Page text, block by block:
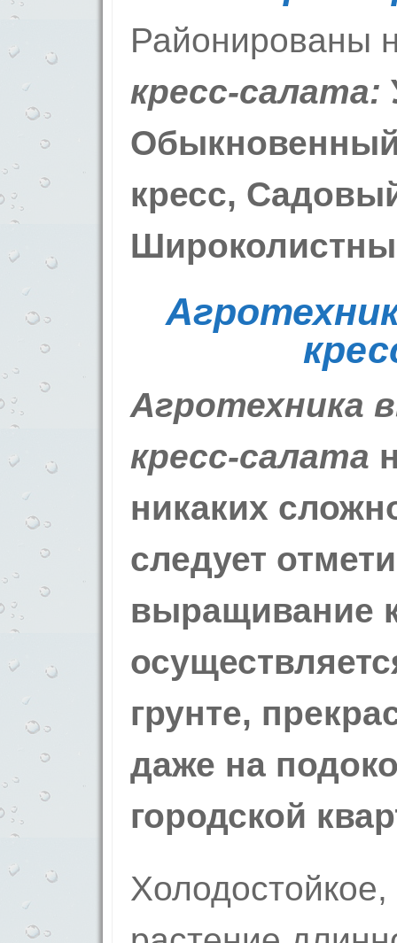
Районированы
кресс-салата:
кресс,
Агротехника
кресс-салата
никаких
следует
выращивание
грунте,
даже на
городской